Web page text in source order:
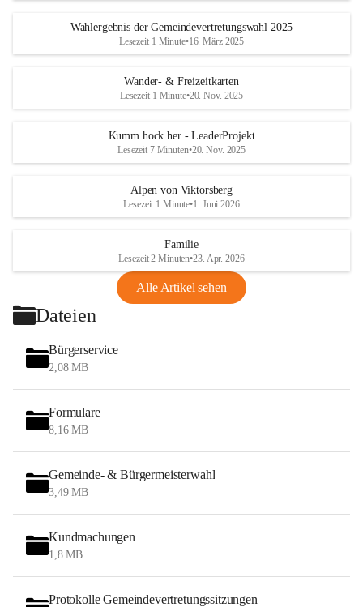
Wahlergebnis der Gemeindevertretungswahl 2025
Lesezeit 1 Minute•16. März 2025
Wander- & Freizeitkarten
Lesezeit 1 Minute•20. Nov. 2025
Kumm hock her - LeaderProjekt
Lesezeit 7 Minuten•20. Nov. 2025
Alpen von Viktorsberg
Lesezeit 1 Minute•1. Juni 2026
Familie
Lesezeit 2 Minuten•23. Apr. 2026
Alle Artikel sehen
Dateien
Bürgerservice
2,08 MB
Formulare
8,16 MB
Gemeinde- & Bürgermeisterwahl
3,49 MB
Kundmachungen
1,8 MB
Protokolle Gemeindevertretungssitzungen